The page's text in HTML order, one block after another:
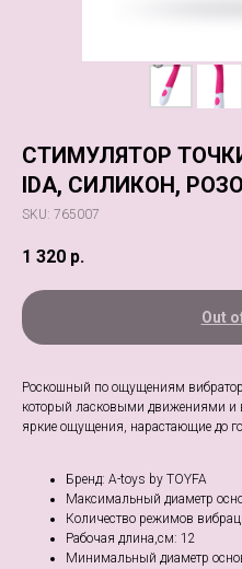
СТИМУЛЯТОР ТОЧКИ
IDA, СИЛИКОН,
SKU: 765007
1 320 р.
Out
Роскошный по ощущениям
который ласковыми движениями и
яркие ощущения, нарастающие до
Бренд: A-toys by TOYFA
Максимальный диаметр
Количество режимов
Рабочая длина,см: 12
Минимальный диаметр